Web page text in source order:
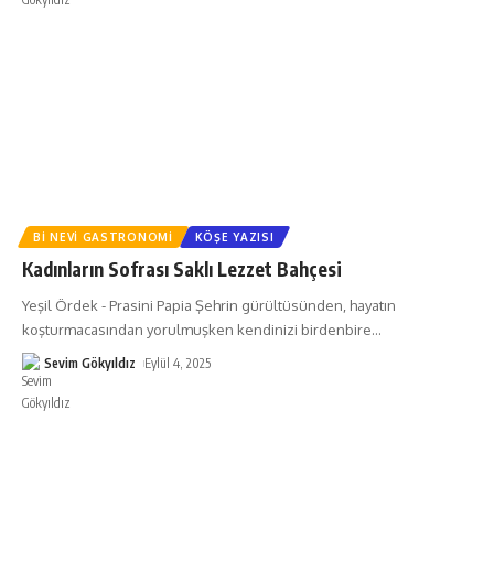
BI NEVI GASTRONOMI KÖŞE YAZISI
Kadınların Sofrası Saklı Lezzet Bahçesi
Yeşil Ördek - Prasini Papia Şehrin gürültüsünden, hayatın
koşturmacasından yorulmuşken kendinizi birdenbire…
Sevim Gökyıldız Eylül 4, 2025